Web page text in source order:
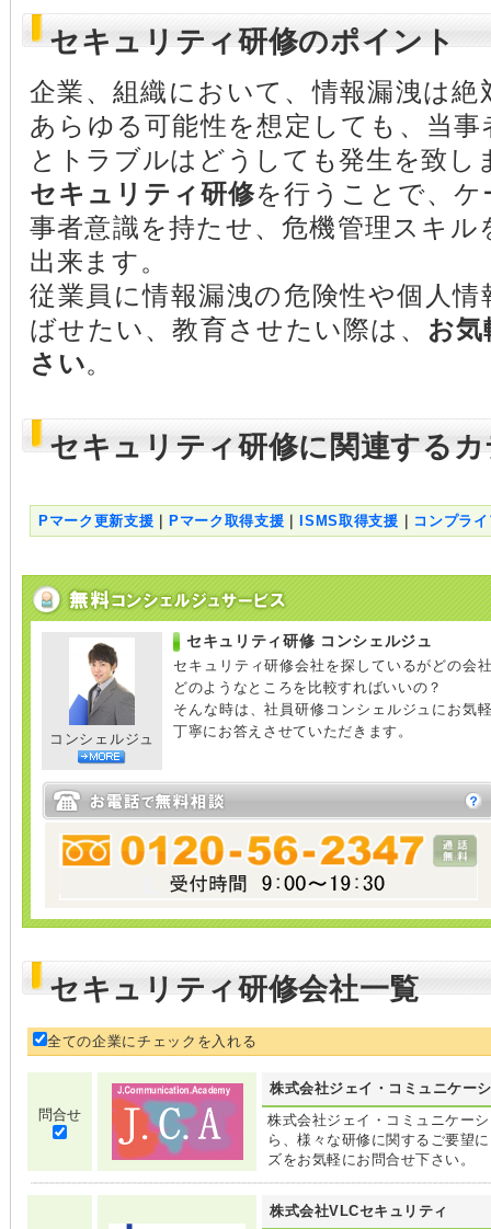
セキュリティ研修のポイント
企業、組織において、情報漏洩は
あらゆる可能性を想定しても、当
とトラブルはどうしても発生を致し
セキュリティ研修を行うことで、
事者意識を持たせ、危機管理スキ
出来ます。
従業員に情報漏洩の危険性や個人
ばせたい、教育させたい際は、 お
さい。
セキュリティ研修に関連する
Pマーク更新支援 Pマーク取得支援 ISMS取得支援 コンプラ
コンシェルジュ
セキュリティ研修 コンシェルジュ
セキュリティ研修会社を探しているがどの会
どのようなところを比較すればいいの？
そんな時は、社員研修コンシェルジュにお気
丁寧にお答えさせていただきます。
セキュリティ研修会社一覧
全ての企業にチェックを入れる
問合せ
株式会社ジェイ・コミュニケー
株式会社ジェイ・コミュニケー
ら、様々な研修に関するご要望
ズをお気軽にお問合せ下さい。
株式会社VLCセキュリティ